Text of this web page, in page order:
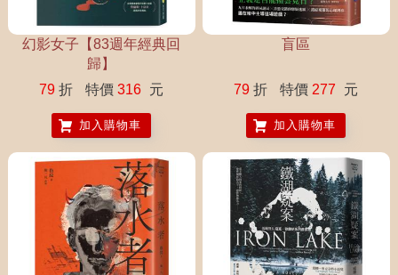
幻影女子【83週年經典回
歸】
79 折 特價 316 元
加入購物車
盲區
79 折 特價 277 元
加入購物車